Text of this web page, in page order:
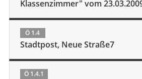
Klassenzimmer" vom
Ö 1.4
Stadtpost, Neue Straße7
Ö 1.4.1